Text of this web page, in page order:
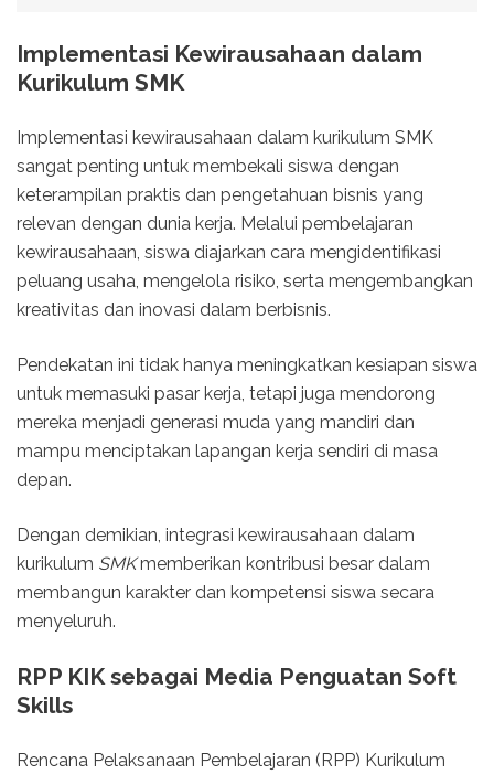
Implementasi Kewirausahaan dalam
Kurikulum SMK
Implementasi kewirausahaan dalam kurikulum SMK
sangat penting untuk membekali siswa dengan
keterampilan praktis dan pengetahuan bisnis yang
relevan dengan dunia kerja. Melalui pembelajaran
kewirausahaan, siswa diajarkan cara mengidentifikasi
peluang usaha, mengelola risiko, serta mengembangkan
kreativitas dan inovasi dalam berbisnis.
Pendekatan ini tidak hanya meningkatkan kesiapan siswa
untuk memasuki pasar kerja, tetapi juga mendorong
mereka menjadi generasi muda yang mandiri dan
mampu menciptakan lapangan kerja sendiri di masa
depan.
Dengan demikian, integrasi kewirausahaan dalam
kurikulum SMKmemberikan kontribusi besar dalam
membangun karakter dan kompetensi siswa secara
menyeluruh.
RPP KIK sebagai Media Penguatan Soft
Skills
Rencana Pelaksanaan Pembelajaran (RPP) Kurikulum